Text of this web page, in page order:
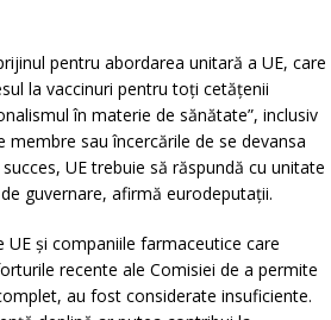
pentru abordarea unitară a UE, care
la vaccinuri pentru toți cetățenii
în materie de sănătate”, inclusiv
sau încercările de se devansa
UE trebuie să răspundă cu unitate
guvernare, afirmă eurodeputații.
și companiile farmaceutice care
recente ale Comisiei de a permite
au fost considerate insuficiente.